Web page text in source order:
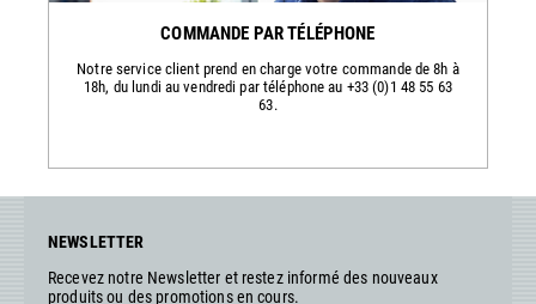
COMMANDE PAR TÉLÉPHONE
Notre service client prend en charge votre commande de 8h à
18h, du lundi au vendredi par téléphone au +33 (0)1 48 55 63
63.
NEWSLETTER
Recevez notre Newsletter et restez informé des nouveaux
produits ou des promotions en cours.